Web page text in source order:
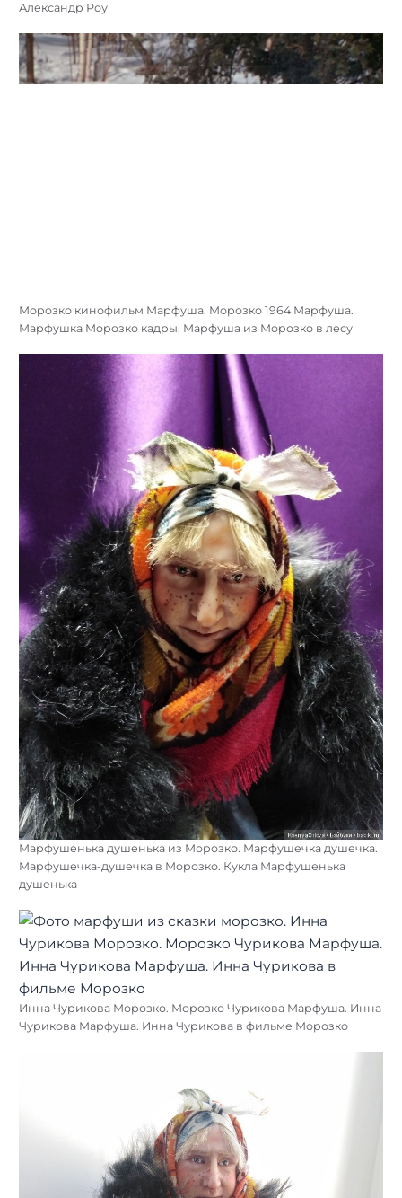
Александр Роу
Морозко кинофильм Марфуша. Морозко 1964 Марфуша.
Марфушка Морозко кадры. Марфуша из Морозко в лесу
Марфушенька душенька из Морозко. Марфушечка душечка.
Марфушечка-душечка в Морозко. Кукла Марфушенька
душенька
Инна Чурикова Морозко. Морозко Чурикова Марфуша. Инна
Чурикова Марфуша. Инна Чурикова в фильме Морозко